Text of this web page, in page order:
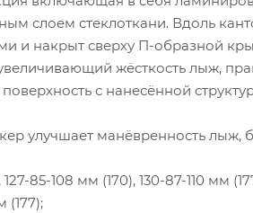
слоем стеклоткани. Вдоль
и накрыт сверху П-образной
жёсткость лыж,
с нанесённой
улучшает манёвренность лыж,
85-108 мм (170), 130-87-110 мм
(177);